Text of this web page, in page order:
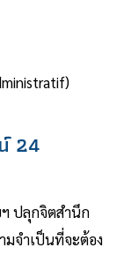
24
ฯ ปลุกจิตสำนึก
จำเป็นที่จะต้อง